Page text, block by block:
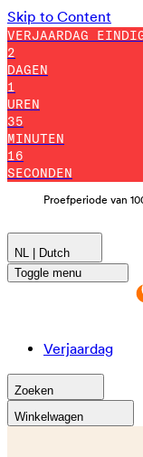
Skip to Content
VERJAARDAG
2
DAGEN
1
UREN
35
MINUTEN
11
SECONDEN
Proefperiode van
NL | Dutch
Toggle menu
Verjaardag
Zoeken
Winkelwagen